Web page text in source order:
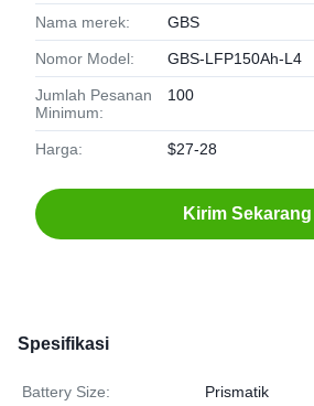
Nama merek: GBS
Nomor Model: GBS-LFP150Ah-L4
Jumlah Pesanan
Minimum:
100
Harga: $27-28
Kirim Sekarang
Spesifikasi
Battery Size: Prismatik